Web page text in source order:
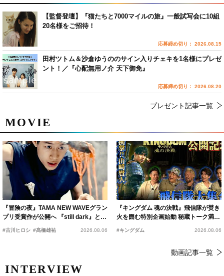
MOVIE
『冒険の夜』TAMA NEW WAVEグラン
プリ受賞作が公開へ 『still dark』と同
時上映決定
#古川ヒロシ #髙橋雄祐 2026.08.06
『キングダム 魂の決戦』飛信隊が焚き
火を囲む特別企画始動 秘蔵トーク満載
の“キングダムキャンプ”開催
#キングダム 2026.08.06
動画記事一覧
INTERVIEW
【監督登壇】『猫たちと7000マイルの旅』一般試写会に10組
20名様をご招待！
応募締め切り： 2026.08.15
田村ツトム＆沙倉ゆうののサイン入りチェキを1名様にプレゼ
ント！／『心配無用ノ介 天下御免』
応募締め切り： 2026.08.20
プレゼント記事一覧